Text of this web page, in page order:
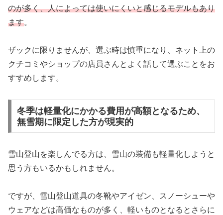
のが多く、人によっては使いにくいと感じるモデルもあり
ます。
ザックに限りませんが、選ぶ時は慎重になり、ネット上の
クチコミやショップの店員さんとよく話して選ぶことをお
すすめします。
冬季は軽量化にかかる費用が高額となるため、
無雪期に限定した方が現実的
雪山登山を楽しんでる方は、雪山の装備も軽量化しようと
思う方もいるかもしれません。
ですが、雪山登山道具の冬靴やアイゼン、スノーシューや
ウェアなどは高価なものが多く、軽いものとなるとさらに